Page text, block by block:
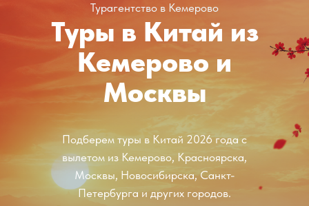
Турагентство в Кемерово
Туры в Китай из
Кемерово и
Москвы
Подберем туры в Китай 2026 года с
вылетом из Кемерово, Красноярска,
Москвы, Новосибирска, Санкт-
Петербурга и других городов.